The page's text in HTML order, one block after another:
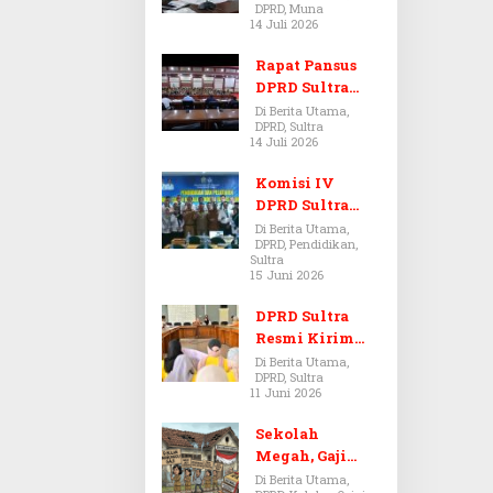
Dugaan Jual
Beli Tanah
Bermasalah di
Muna
DPRD, Muna
14 Juli 2026
Rapat Pansus
DPRD Sultra
Diskors Dua
Kali Akibat
Ketidakhadira
n Pj Sekda
Di Berita Utama,
DPRD, Sultra
14 Juli 2026
Komisi IV
DPRD Sultra
Kawal Hak
Guru,
Rencanakan
Pendidikan
Di Berita Utama,
DPRD, Pendidikan,
Sultra
15 Juni 2026
DPRD Sultra
Resmi Kirim
Aspirasi Tolak
Peraturan
BPOM No. 5
Tahun 2026 ke
Komisi IX DPR
Di Berita Utama,
DPRD, Sultra
11 Juni 2026
Sekolah
Megah, Gaji
Guru Berdarah-
Di Berita Utama,